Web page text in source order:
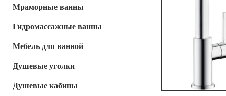
Мраморные ванны
Гидромассажные ванны
Мебель для ванной
Душевые уголки
Душевые кабины